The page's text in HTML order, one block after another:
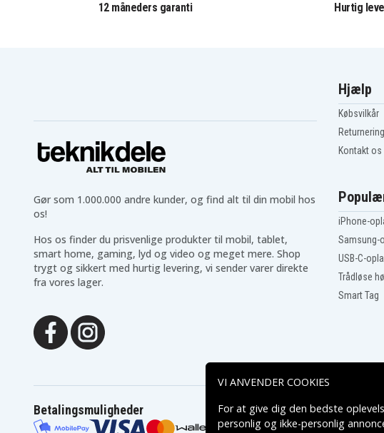
12 måneders garanti Hurtig
Gør som 1.000.000 andre kunder, og find alt til din mobil hos
os!
Hos os finder du prisvenlige produkter til mobil, tablet,
smart home, gaming, lyd og video og meget mere. Shop
trygt og sikkert med hurtig levering, vi sender varer direkte
fra vores lager.
Hjælp
Købsvilkår
Kontakt os
iPhone-
Samsung-
USB-C-
Trådløse
Smart Tag
Betalingsmuligheder
VI ANVENDER COOKIES
For at give dig den bedste
personlig og ikke-personlig